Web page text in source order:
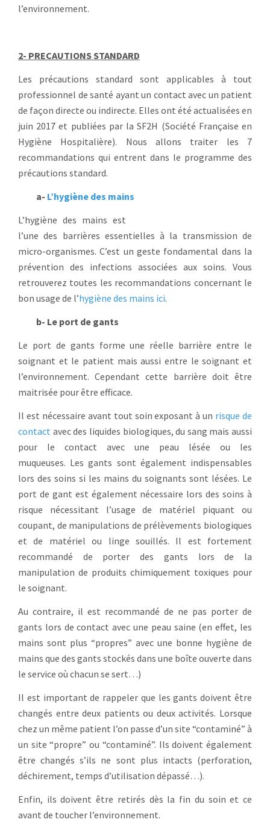
l’environnement.
2- PRECAUTIONS STANDARD
Les précautions standard sont applicables à tout
professionnel de santé ayant un contact avec un patient
de façon directe ou indirecte. Elles ont été actualisées en
juin 2017 et publiées par la SF2H (Société Française en
Hygiène Hospitalière). Nous allons traiter les 7
recommandations qui entrent dans le programme des
précautions standard.
a- L’hygiène des mains
L’hygiène des mains est
l’une des barrières essentielles à la transmission de
micro-organismes. C’est un geste fondamental dans la
prévention des infections associées aux soins. Vous
retrouverez toutes les recommandations concernant le
bon usage de l’hygiène des mains ici.
b- Le port de gants
Le port de gants forme une réelle barrière entre le
soignant et le patient mais aussi entre le soignant et
l’environnement. Cependant cette barrière doit être
maitrisée pour être efficace.
Il est nécessaire avant tout soin exposant à un risque de
contact avec des liquides biologiques, du sang mais aussi
pour le contact avec une peau lésée ou les
muqueuses. Les gants sont également indispensables
lors des soins si les mains du soignants sont lésées. Le
port de gant est également nécessaire lors des soins à
risque nécessitant l’usage de matériel piquant ou
coupant, de manipulations de prélèvements biologiques
et de matériel ou linge souillés. Il est fortement
recommandé de porter des gants lors de la
manipulation de produits chimiquement toxiques pour
le soignant.
Au contraire, il est recommandé de ne pas porter de
gants lors de contact avec une peau saine (en effet, les
mains sont plus “propres” avec une bonne hygiène de
mains que des gants stockés dans une boîte ouverte dans
le service où chacun se sert…)
Il est important de rappeler que les gants doivent être
changés entre deux patients ou deux activités. Lorsque
chez un même patient l’on passe d’un site “contaminé” à
un site “propre” ou “contaminé”. Ils doivent également
être changés s’ils ne sont plus intacts (perforation,
déchirement, temps d’utilisation dépassé…).
Enfin, ils doivent être retirés dès la fin du soin et ce
avant de toucher l’environnement.